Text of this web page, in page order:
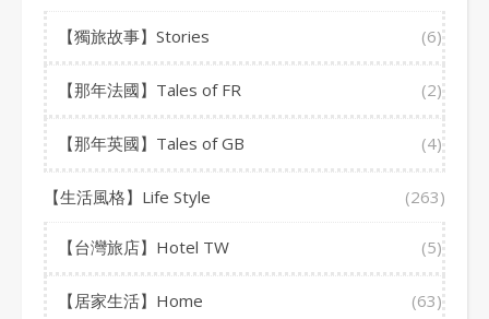
【獨旅故事】Stories (6)
【那年法國】Tales of FR (2)
【那年英國】Tales of GB (4)
【生活風格】Life Style (263)
【台灣旅店】Hotel TW (5)
【居家生活】Home (63)